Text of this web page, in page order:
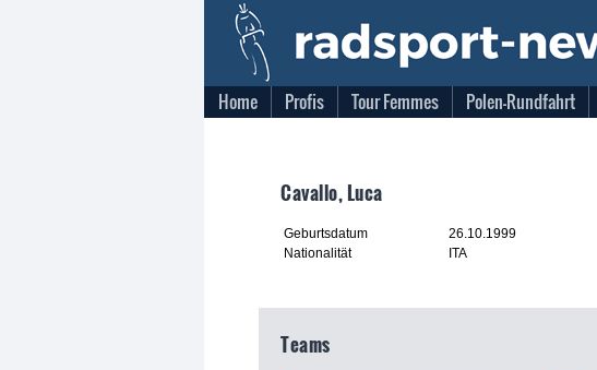
Home Profis Tour Femmes Polen-Rundfahrt
Cavallo, Luca
Geburtsdatum
26.10.1999
Nationalität
ITA
Teams